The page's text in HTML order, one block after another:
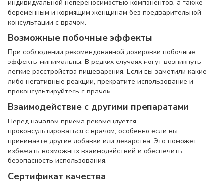
индивидуальной непереносимостью компонентов, а также
беременным и кормящим женщинам без предварительной
консультации с врачом.
Возможные побочные эффекты
При соблюдении рекомендованной дозировки побочные
эффекты минимальны. В редких случаях могут возникнуть
легкие расстройства пищеварения. Если вы заметили какие-
либо негативные реакции, прекратите использование и
проконсультируйтесь с врачом.
Взаимодействие с другими препаратами
Перед началом приема рекомендуется
проконсультироваться с врачом, особенно если вы
принимаете другие добавки или лекарства. Это поможет
избежать возможных взаимодействий и обеспечить
безопасность использования.
Сертификат качества